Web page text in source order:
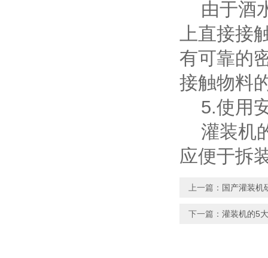
由于酒
上直接接
有可靠的
接触物料
5.使用
灌装机
应便于拆
上一篇： 国产灌装机
下一篇： 灌装机的5